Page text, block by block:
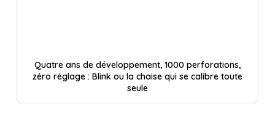
Quatre ans de développement, 1000 perforations,
zéro réglage : Blink ou la chaise qui se calibre toute
seule